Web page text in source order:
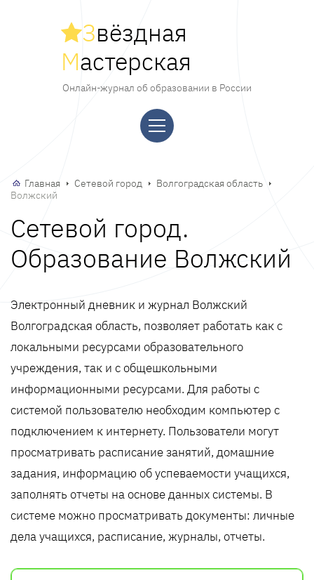
Звёздная
Мастерская
Онлайн-журнал об образовании в России
Главная Сетевой город
Волгоградская область
Волжский
Сетевой город.
Образование Волжский
Электронный дневник и журнал Волжский
Волгоградская область, позволяет работать как с
локальными ресурсами образовательного
учреждения, так и с общешкольными
информационными ресурсами. Для работы с
системой пользователю необходим компьютер с
подключением к интернету. Пользователи могут
просматривать расписание занятий, домашние
задания, информацию об успеваемости учащихся,
заполнять отчеты на основе данных системы. В
системе можно просматривать документы: личные
дела учащихся, расписание, журналы, отчеты.